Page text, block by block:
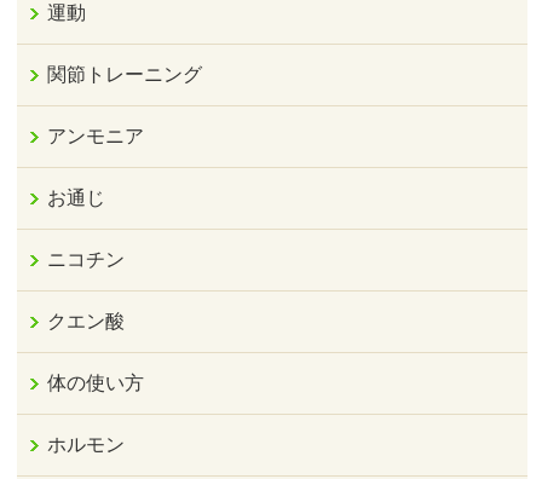
運動
関節トレーニング
アンモニア
お通じ
ニコチン
クエン酸
体の使い方
ホルモン